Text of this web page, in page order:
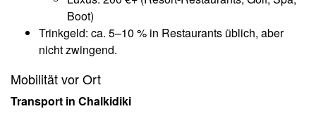
Boot)
Trinkgeld: ca. 5–10 % in Restaurants üblich, aber
nicht zwingend.
Mobilität vor Ort
Transport in Chalkidiki